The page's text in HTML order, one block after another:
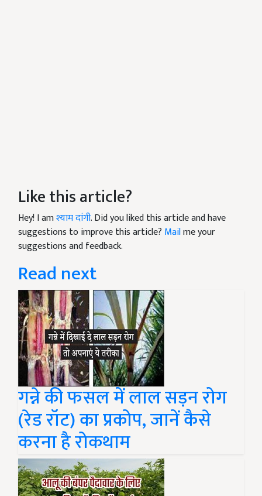
Like this article?
Hey! I amश्याम दांगी. Did you liked this article and have
suggestions to improve this article? Mailme your
suggestions and feedback.
Read next
गन्ने की फसल में लाल सड़न रोग
(रेड रॉट) का प्रकोप, जानें कैसे
करना है रोकथाम